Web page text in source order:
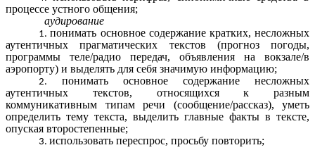
процессе устного общения;
аудирование
понимать основное содержание кратких, несложных
аутентичных прагматических текстов (прогноз погоды,
программы теле/радио передач, объявления на вокзале/в
аэропорту) и выделять для себя значимую информацию;
понимать основное содержание несложных
аутентичных текстов, относящихся к разным
коммуникативным типам речи (сообщение/рассказ), уметь
определить тему текста, выделить главные факты в тексте,
опуская второстепенные;
использовать переспрос, просьбу повторить;